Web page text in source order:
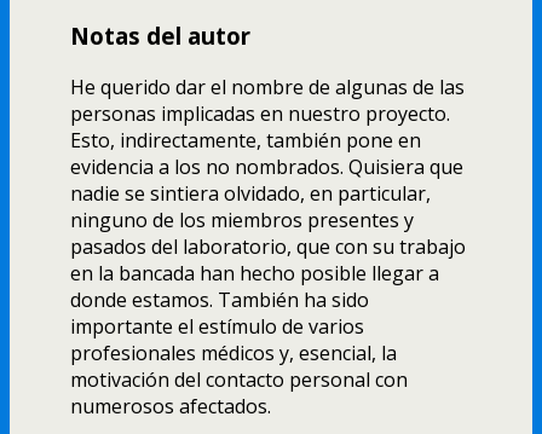
Notas del autor
He querido dar el nombre de algunas de las
personas implicadas en nuestro proyecto.
Esto, indirectamente, también pone en
evidencia a los no nombrados. Quisiera que
nadie se sintiera olvidado, en particular,
ninguno de los miembros presentes y
pasados del laboratorio, que con su trabajo
en la bancada han hecho posible llegar a
donde estamos. También ha sido
importante el estí­mulo de varios
profesionales médicos y, esencial, la
motivación del contacto personal con
numerosos afectados.